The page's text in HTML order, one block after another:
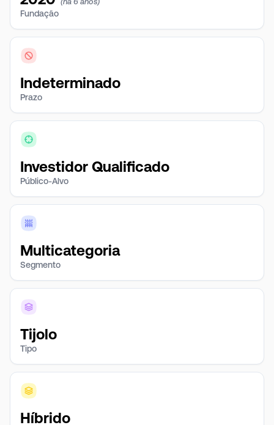
Fundação
Indeterminado
Prazo
Investidor Qualificado
Público-Alvo
Multicategoria
Segmento
Tijolo
Tipo
Híbrido